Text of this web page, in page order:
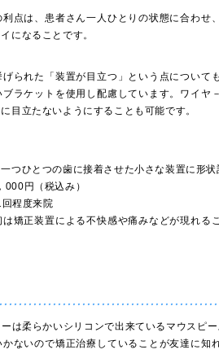
利点は、患者さん一人ひとりの状態に合わ
になることです。
られた「装置が目立つ」という点について
ラケットを使用し配慮しています。ワイヤ
目立たないようにすることも可能です。
ひとつの歯に接着させた小さな装置に形状
円（税込み）
程度来院
矯正装置による不快感や痛みなどが現れる
は柔らかいシリコンで出来ているマウスピ
ないので矯正治療していることが友達に知